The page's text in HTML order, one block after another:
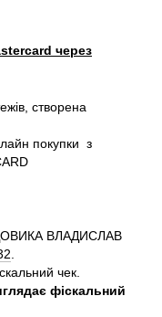
через
створена
покупки з
ВЛАДИСЛАВ
чек.
фіскальний